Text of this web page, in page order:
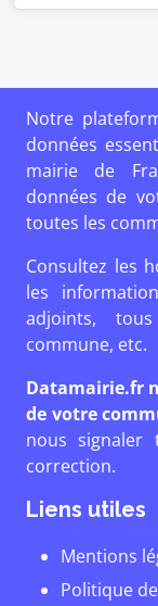
Notre
données
mairie de
données de
toutes les
Consultez les
les
adjoints,
commune, etc.
Datamairie.fr
de votre
nous
correction.
Liens utiles
Mentions
Politique